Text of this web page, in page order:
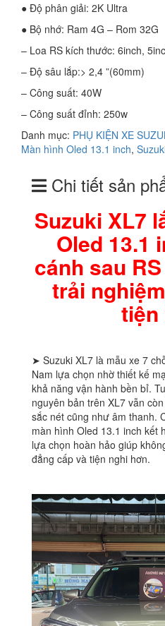
● Độ phân giải: 2K Ultra
● Bộ nhớ: Ram 4G – Rom 32G
– Loa RS kích thước: 6inch,
– Độ sâu lắp:> 2,4 ”(60mm)
– Công suất: 40W
– Công suất đỉnh: 250w
Danh mục: PHỤ KIỆN XE
Màn hình Oled 13.1 inch,
Chi tiết sản
Suzuki XL7
Oled 13.1
cánh sau
trải
tiện
➤ Suzuki XL7 là mẫu xe 7
Nam lựa chọn nhờ thiết kế
khả năng vận hành bền bỉ.
nguyên bản trên XL7 vẫn
sắc nét cũng như âm thanh.
màn hình Oled 13.1 inch kết
lựa chọn hoàn hảo giúp
đẳng cấp và tiện nghi hơn.